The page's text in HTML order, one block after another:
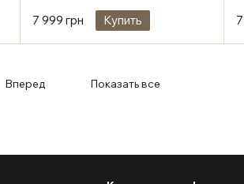
7 999 грн Купить
Вперед Показать все